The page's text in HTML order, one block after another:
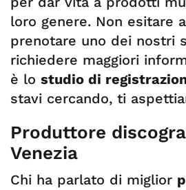
loro genere. Non esitare
prenotare uno dei nostri
richiedere maggiori
è lo studio di
stavi cercando, ti
Produttore
Venezia
Chi ha parlato di miglior